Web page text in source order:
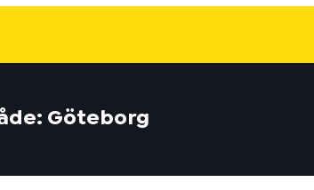
Göteborg